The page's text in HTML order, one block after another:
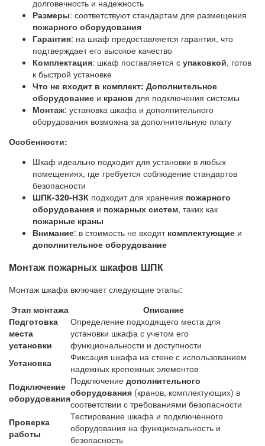
долговечность и надежность
Размеры: соответствуют стандартам для размещения
пожарного оборудования
Гарантия: на шкаф предоставляется гарантия, что
подтверждает его высокое качество
Комплектация: шкаф поставляется с упаковкой, готов
к быстрой установке
Что не входит в комплект: Дополнительное
оборудование и кранов для подключения системы
Монтаж: установка шкафа и дополнительного
оборудования возможна за дополнительную плату
Особенности:
Шкаф идеально подходит для установки в любых
помещениях, где требуется соблюдение стандартов
безопасности
ШПК-320-НЗК подходит для хранения пожарного
оборудования и пожарных систем, таких как
пожарные краны
Внимание: в стоимость не входят комплектующие и
дополнительное оборудование
Монтаж пожарных шкафов ШПК
Монтаж шкафа включает следующие этапы:
Этап монтажа
Описание
Подготовка
места
установки
Определение подходящего места для
установки шкафа с учетом его
функциональности и доступности
Установка
Фиксация шкафа на стене с использованием
надежных крепежных элементов
Подключение
оборудования
Подключение дополнительного
оборудования (кранов, комплектующих) в
соответствии с требованиями безопасности
Проверка
работы
Тестирование шкафа и подключенного
оборудования на функциональность и
безопасность